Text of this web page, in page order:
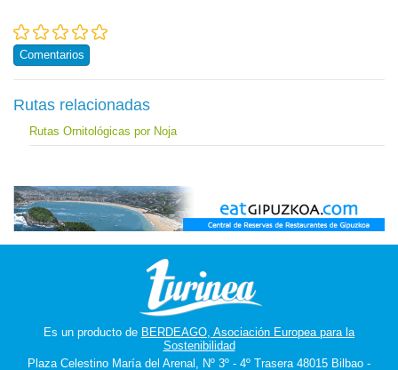
Comentarios
Rutas relacionadas
Rutas Ornitológicas por Noja
Es un producto de BERDEAGO, Asociación Europea para la
Sostenibilidad
Plaza Celestino María del Arenal, Nº 3º - 4º Trasera 48015 Bilbao -